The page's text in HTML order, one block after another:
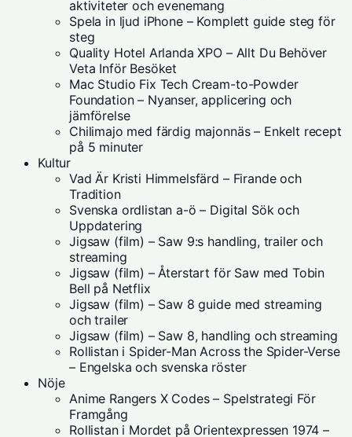
aktiviteter och evenemang
Spela in ljud iPhone – Komplett guide steg för
steg
Quality Hotel Arlanda XPO – Allt Du Behöver
Veta Inför Besöket
Mac Studio Fix Tech Cream-to-Powder
Foundation – Nyanser, applicering och
jämförelse
Chilimajo med färdig majonnäs – Enkelt recept
på 5 minuter
Kultur
Vad Är Kristi Himmelsfärd – Firande och
Tradition
Svenska ordlistan a-ö – Digital Sök och
Uppdatering
Jigsaw (film) – Saw 9:s handling, trailer och
streaming
Jigsaw (film) – Återstart för Saw med Tobin
Bell på Netflix
Jigsaw (film) – Saw 8 guide med streaming
och trailer
Jigsaw (film) – Saw 8, handling och streaming
Rollistan i Spider-Man Across the Spider-Verse
– Engelska och svenska röster
Nöje
Anime Rangers X Codes – Spelstrategi För
Framgång
Rollistan i Mordet på Orientexpressen 1974 –